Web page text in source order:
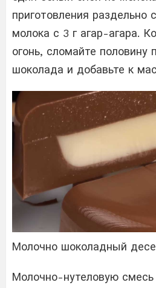
приготовления раздельно
молока с 3 г агар-агара.
огонь, сломайте половину
шоколада и добавьте к
Молочно шоколадный
Молочно-нутеловую